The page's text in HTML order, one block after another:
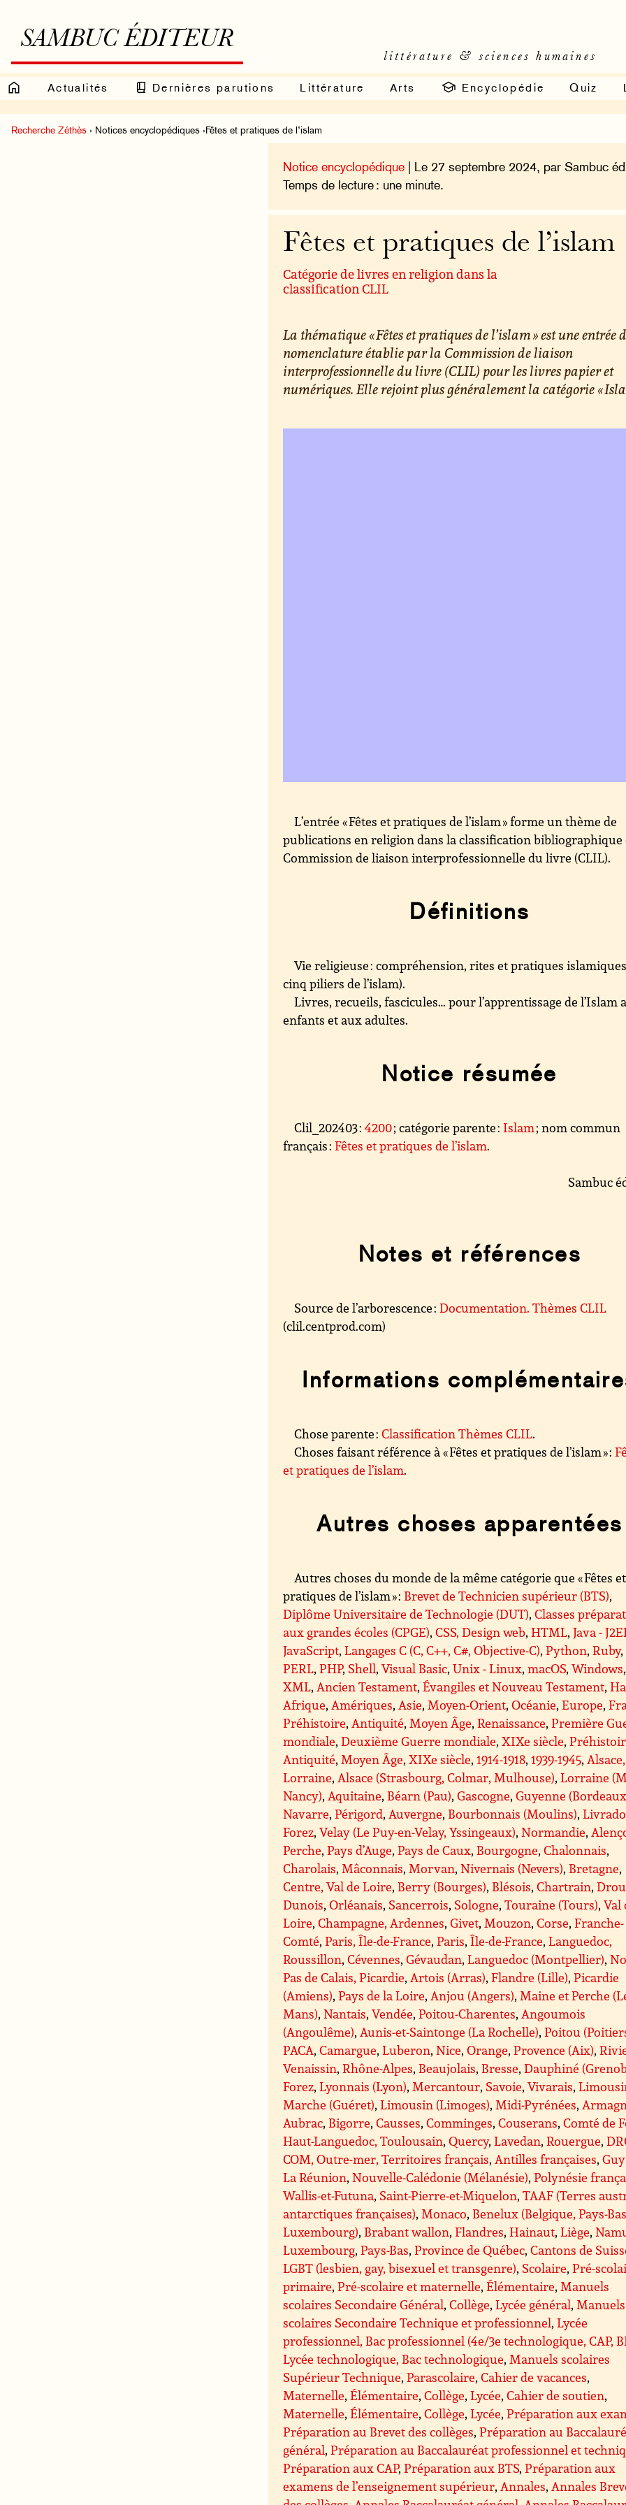
SAMBUC ÉDITEUR
littérature & sciences humaines
Actualités Dernières parutions Littérature Arts Encyclopédie Quiz
Recherche Zéthès › Notices encyclopédiques ›Fêtes et pratiques de l’islam
Notice encyclopédique | Le 27 septembre 2024, par Sambuc
Temps de lecture : une minute.
Fêtes et pratiques de l’islam
Catégorie de livres en religion dans la
classification CLIL
La thématique « Fêtes et pratiques de l’islam » est une entrée
nomenclature établie par la Commission de liaison
interprofessionnelle du livre (CLIL) pour les livres papier et
numériques. Elle rejoint plus généralement la catégorie «
L’entrée « Fêtes et pratiques de l’islam » forme un thème de
publications en religion dans la classification bibliographique
Commission de liaison interprofessionnelle du livre (CLIL).
Définitions
Vie religieuse : compréhension, rites et pratiques
cinq piliers de l’islam).
Livres, recueils, fascicules… pour l’apprentissage de l’Islam
enfants et aux adultes.
Notice résumée
Clil_202403 :4200; catégorie parente : Islam; nom commun
français :Fêtes et pratiques de l’islam.
Sambuc
Notes et références
Source de l’arborescence :Documentation. Thèmes CLIL
(clil.centprod.com)
Informations
Chose parente :Classification Thèmes CLIL.
Choses faisant référence à « Fêtes et pratiques de l’islam » :
et pratiques de l’islam.
Autres choses apparentées
Autres choses du monde de la même catégorie que « Fêtes et
pratiques de l’islam » : Brevet de Technicien supérieur (BTS),
Diplôme Universitaire de Technologie (DUT),Classes
aux grandes écoles (CPGE),CSS, Design web,HTML,Java -
JavaScript,Langages C (C, C++, C#, Objective-C),Python,Ruby,
PERL,PHP, Shell,Visual Basic,Unix - Linux,macOS,Windows,
XML, Ancien Testament,Évangiles et Nouveau Testament,
Afrique, Amériques, Asie, Moyen-Orient,Océanie,Europe,
Préhistoire, Antiquité, Moyen Âge,Renaissance,Première
mondiale,Deuxième Guerre mondiale,XIXe siècle,
Antiquité, Moyen Âge,XIXe siècle,1914-1918,1939-1945, Alsace,
Lorraine, Alsace (Strasbourg, Colmar, Mulhouse),Lorraine
Nancy), Aquitaine, Béarn (Pau),Gascogne,Guyenne
Navarre,Périgord, Auvergne, Bourbonnais (Moulins),
Forez,Velay (Le Puy-en-Velay, Yssingeaux),Normandie,
Perche,Pays d’Auge,Pays de Caux, Bourgogne,Chalonnais,
Charolais, Mâconnais, Morvan,Nivernais (Nevers), Bretagne,
Centre, Val de Loire, Berry (Bourges), Blésois,Chartrain,
Dunois,Orléanais, Sancerrois, Sologne,Touraine (Tours),Val
Loire,Champagne, Ardennes,Givet, Mouzon,Corse,Franche-
Comté,Paris, Île-de-France,Paris,Île-de-France,Languedoc,
Roussillon,Cévennes,Gévaudan,Languedoc (Montpellier),
Pas de Calais, Picardie, Artois (Arras),Flandre (Lille),Picardie
(Amiens),Pays de la Loire, Anjou (Angers), Maine et Perche
Mans),Nantais,Vendée,Poitou-Charentes, Angoumois
(Angoulême), Aunis-et-Saintonge (La Rochelle),Poitou
PACA,Camargue,Luberon,Nice,Orange,Provence (Aix),
Venaissin,Rhône-Alpes, Beaujolais, Bresse,Dauphiné
Forez,Lyonnais (Lyon), Mercantour, Savoie,Vivarais,
Marche (Guéret),Limousin (Limoges), Midi-Pyrénées,
Aubrac, Bigorre,Causses,Comminges,Couserans,Comté de
Haut-Languedoc, Toulousain,Quercy,Lavedan,Rouergue,
COM, Outre-mer, Territoires français, Antilles françaises,
La Réunion,Nouvelle-Calédonie (Mélanésie),Polynésie
Wallis-et-Futuna, Saint-Pierre-et-Miquelon,TAAF (Terres
antarctiques françaises), Monaco, Benelux (Belgique, Pays-
Luxembourg), Brabant wallon,Flandres,Hainaut,Liège,
Luxembourg,Pays-Bas,Province de Québec,Cantons de
LGBT (lesbien, gay, bisexuel et transgenre), Scolaire,Pré-
primaire,Pré-scolaire et maternelle,Élémentaire, Manuels
scolaires Secondaire Général,Collège,Lycée général, Manuels
scolaires Secondaire Technique et professionnel,Lycée
professionnel, Bac professionnel (4e/3e technologique, CAP,
Lycée technologique, Bac technologique, Manuels scolaires
Supérieur Technique,Parascolaire,Cahier de vacances,
Maternelle,Élémentaire,Collège,Lycée,Cahier de soutien,
Maternelle,Élémentaire,Collège,Lycée,Préparation aux
Préparation au Brevet des collèges,Préparation au
général,Préparation au Baccalauréat professionnel et
Préparation aux CAP,Préparation aux BTS,Préparation aux
examens de l’enseignement supérieur, Annales, Annales